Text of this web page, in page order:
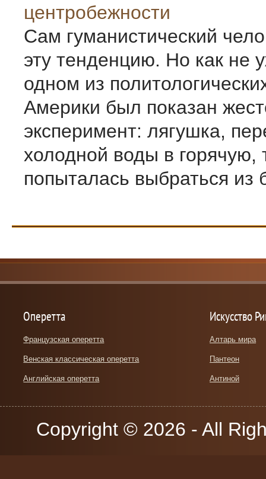
центробежности
Сам гуманистический
эту тенденцию. Но как не
одном из
Америки был показан
эксперимент: лягушка,
холодной воды в горячую,
попыталась выбраться из
Оперетта
Французская оперетта
Венская классическая оперетта
Английская оперетта
Искусство
Алтарь мира
Пантеон
Антиной
Copyright © 2026 - All